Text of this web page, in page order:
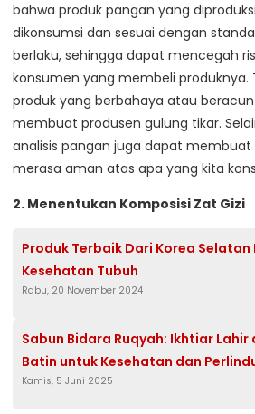
bahwa produk pangan yang
dikonsumsi dan sesuai dengan
berlaku, sehingga dapat mencegah
konsumen yang membeli produknya.
produk yang berbahaya atau
membuat produsen gulung tikar.
analisis pangan juga dapat membuat
merasa aman atas apa yang kita
2. Menentukan Komposisi Zat Gizi
Produk Terbaik Dari Korea Selatan
Kesehatan Tubuh
Rabu, 20 November 2024
Sabun Bidara Ruqyah: Ikhtiar Lahir
Batin untuk Kesehatan dan
Diri
Kamis, 5 Juni 2025